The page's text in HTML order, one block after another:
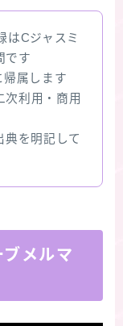
はCジャスミ
です
帰属します
次利用・商用
典を明記して
ブメルマ